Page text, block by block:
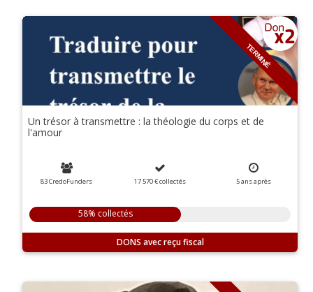
TERMINÉ
Un trésor à transmettre : la théologie du corps et de
l'amour
83 CredoFunders 17 570 €collectés 5ansaprès
58% collectés
DONS